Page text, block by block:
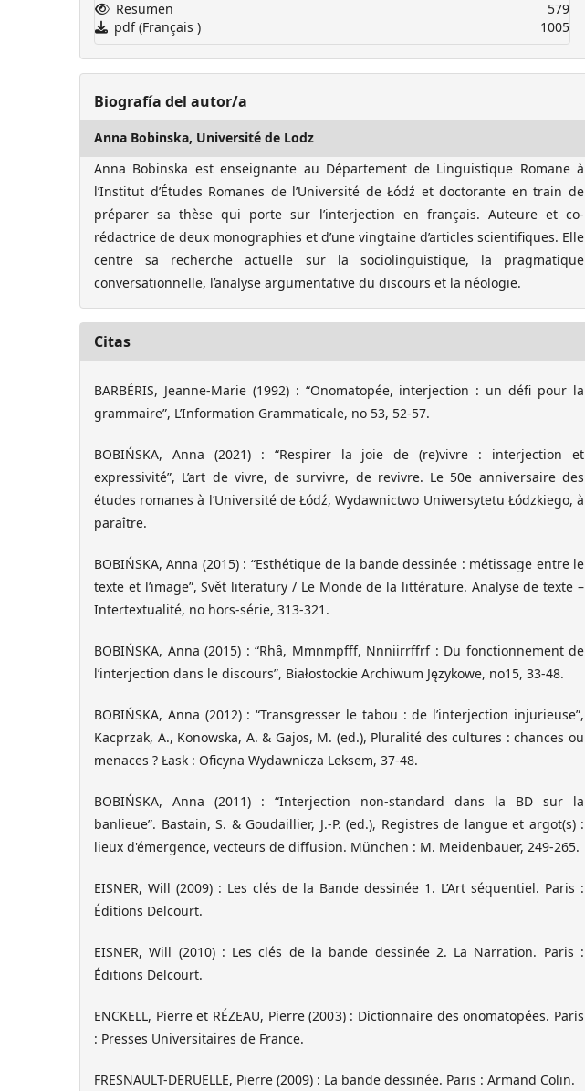
Resumen
579
pdf (Français )
1005
Biografía del autor/a
Anna Bobinska, Université de Lodz
Anna Bobinska est enseignante au Département de Linguistique Romane à
l’Institut d’Études Romanes de l’Université de Łódź et doctorante en train de
préparer sa thèse qui porte sur l’interjection en français. Auteure et co-
rédactrice de deux monographies et d’une vingtaine d’articles scientifiques. Elle
centre sa recherche actuelle sur la sociolinguistique, la pragmatique
conversationnelle, l’analyse argumentative du discours et la néologie.
Citas
BARBÉRIS, Jeanne-Marie (1992) : “Onomatopée, interjection : un défi pour la
grammaire”, L’Information Grammaticale, no 53, 52-57.
BOBIŃSKA, Anna (2021) : “Respirer la joie de (re)vivre : interjection et
expressivité”, L’art de vivre, de survivre, de revivre. Le 50e anniversaire des
études romanes à l’Université de Łódź, Wydawnictwo Uniwersytetu Łódzkiego, à
paraître.
BOBIŃSKA, Anna (2015) : “Esthétique de la bande dessinée : métissage entre le
texte et l’image”, Svět literatury / Le Monde de la littérature. Analyse de texte –
Intertextualité, no hors-série, 313-321.
BOBIŃSKA, Anna (2015) : “Rhâ, Mmnmpfff, Nnniirrffrf : Du fonctionnement de
l’interjection dans le discours”, Białostockie Archiwum Językowe, no15, 33-48.
BOBIŃSKA, Anna (2012) : “Transgresser le tabou : de l’interjection injurieuse”,
Kacprzak, A., Konowska, A. & Gajos, M. (ed.), Pluralité des cultures : chances ou
menaces ? Łask : Oficyna Wydawnicza Leksem, 37-48.
BOBIŃSKA, Anna (2011) : “Interjection non-standard dans la BD sur la
banlieue”. Bastain, S. & Goudaillier, J.-P. (ed.), Registres de langue et argot(s) :
lieux d'émergence, vecteurs de diffusion. München : M. Meidenbauer, 249-265.
EISNER, Will (2009) : Les clés de la Bande dessinée 1. L’Art séquentiel. Paris :
Éditions Delcourt.
EISNER, Will (2010) : Les clés de la bande dessinée 2. La Narration. Paris :
Éditions Delcourt.
ENCKELL, Pierre et RÉZEAU, Pierre (2003) : Dictionnaire des onomatopées. Paris
: Presses Universitaires de France.
FRESNAULT-DERUELLE, Pierre (2009) : La bande dessinée. Paris : Armand Colin.